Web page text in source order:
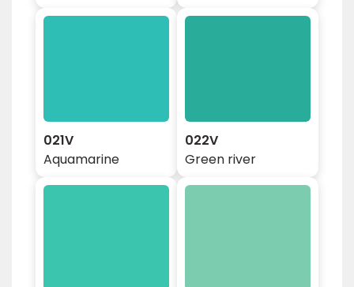
021V
Aquamarine
022V
Green river